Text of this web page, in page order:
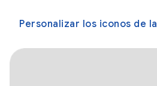
Personalizar los iconos de